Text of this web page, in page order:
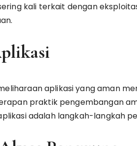
kali terkait dengan
aplikasi yang aman
praktik pengembangan
adalah langkah-langkah